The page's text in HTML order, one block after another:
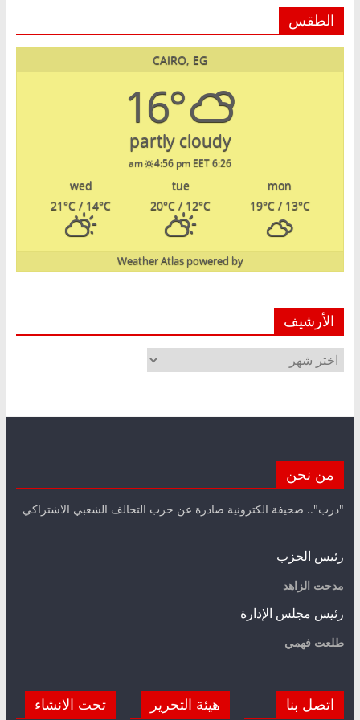
الطقس
CAIRO, EG
16°
partly cloudy
6:26 am
4:56 pm EET
mon
tue
wed
19°C/ 13°C
20°C / 12°C
21°C / 14°C
powered by
Weather Atlas
الأرشيف
الأرشيف
من نحن
"درب".. صحيفة الكترونية صادرة عن حزب التحالف الشعبي الاشتراكي
رئيس الحزب
مدحت الزاهد
رئيس مجلس الإدارة
طلعت فهمي
اتصل بنا هيئة التحرير تحت الانشاء